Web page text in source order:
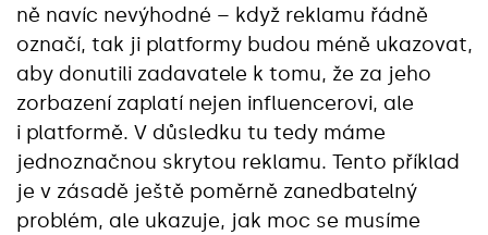
ně navíc nevýhodné – když reklamu řádně
označí, tak ji platformy budou méně ukazovat,
aby donutili zadavatele k tomu, že za jeho
zorbazení zaplatí nejen influencerovi, ale
i platformě. V důsledku tu tedy máme
jednoznačnou skrytou reklamu. Tento příklad
je v zásadě ještě poměrně zanedbatelný
problém, ale ukazuje, jak moc se musíme